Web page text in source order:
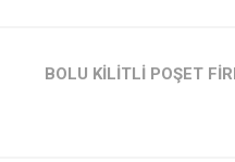
BOLU KILITLI POŞET